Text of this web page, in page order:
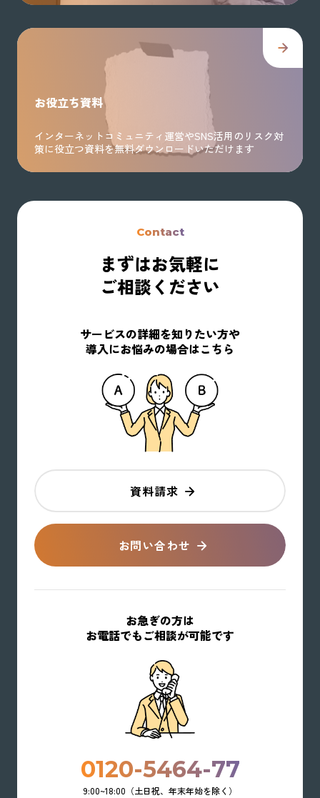
お役立ち資料
インターネットコミュニティ運営やSNS活用のリスク対
策に役立つ資料を無料ダウンロードいただけます
Contact
まずはお気軽に
ご相談ください
サービスの詳細を知りたい方や
導入にお悩みの場合はこちら
資料請求
お問い合わせ
お急ぎの方は
お電話でもご相談が可能です
0120-5464-77
9:00~18:00（土日祝、年末年始を除く）